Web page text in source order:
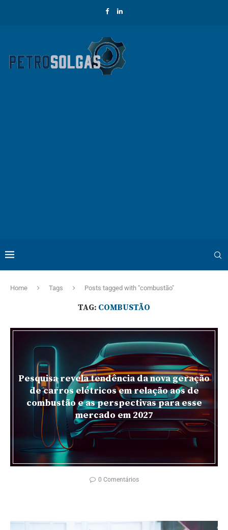
Home Tags Posts tagged with "combustão"
TAG: COMBUSTÃO
Pesquisa revela tendência da nova geração
de carros elétricos em relação aos de
combustão e as perspectivas para esse
mercado em 2027
0 Comentários